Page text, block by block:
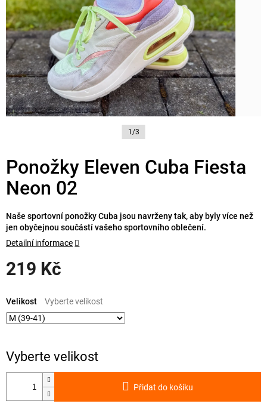
1/3
Ponožky Eleven Cuba Fiesta
Neon 02
219 Kč
cena:
Velikost
Přidat do košíku
Naše sportovní ponožky Cuba jsou navrženy tak, aby byly více než
jen obyčejnou součástí vašeho sportovního oblečení.
Detailní informace